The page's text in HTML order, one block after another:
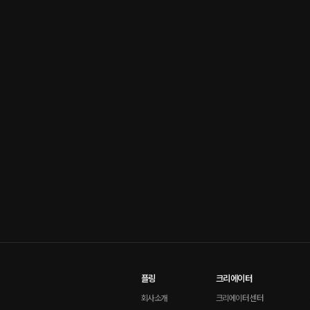
플링
회사소개
크리에이터
크리에이터 센터